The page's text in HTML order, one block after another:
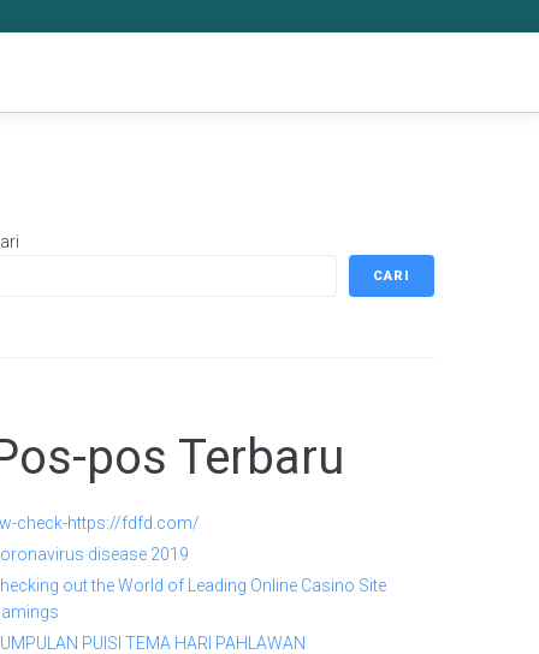
CARI
pos Terbaru
check-https://fdfd.com/
disease 2019
out the World of Leading Online Casino Site
PUISI TEMA HARI PAHLAWAN